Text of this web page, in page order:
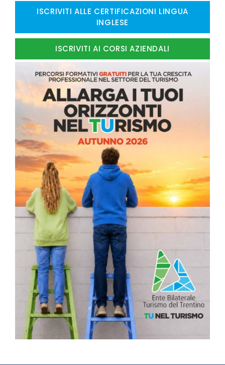
ISCRIVITI ALLE CERTIFICAZIONI LINGUA
INGLESE
ISCRIVITI AI CORSI AZIENDALI